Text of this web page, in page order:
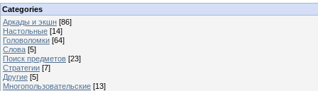
Categories
Аркады и экшн [86]
Настольные [14]
Головоломки [64]
Слова [5]
Поиск предметов [23]
Стратегии [7]
Другие [5]
Многопользовательские [13]